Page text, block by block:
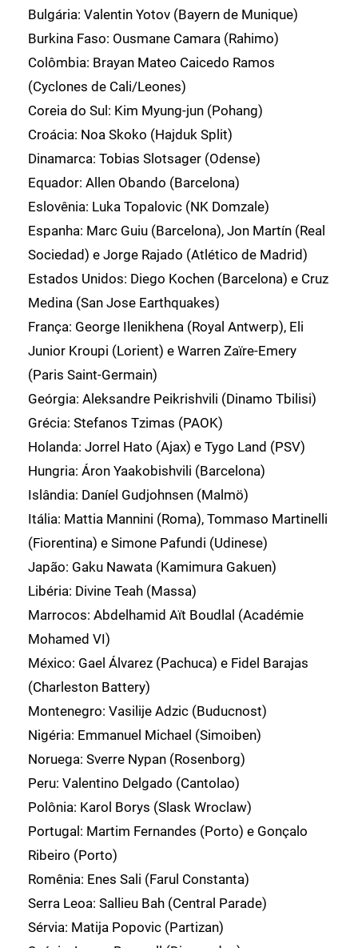
Bulgária: Valentin Yotov (Bayern de Munique)
Burkina Faso: Ousmane Camara (Rahimo)
Colômbia: Brayan Mateo Caicedo Ramos
(Cyclones de Cali/Leones)
Coreia do Sul: Kim Myung-jun (Pohang)
Croácia: Noa Skoko (Hajduk Split)
Dinamarca: Tobias Slotsager (Odense)
Equador: Allen Obando (Barcelona)
Eslovênia: Luka Topalovic (NK Domzale)
Espanha: Marc Guiu (Barcelona), Jon Martín (Real
Sociedad) e Jorge Rajado (Atlético de Madrid)
Estados Unidos: Diego Kochen (Barcelona) e Cruz
Medina (San Jose Earthquakes)
França: George Ilenikhena (Royal Antwerp), Eli
Junior Kroupi (Lorient) e Warren Zaïre-Emery
(Paris Saint-Germain)
Geórgia: Aleksandre Peikrishvili (Dinamo Tbilisi)
Grécia: Stefanos Tzimas (PAOK)
Holanda: Jorrel Hato (Ajax) e Tygo Land (PSV)
Hungria: Áron Yaakobishvili (Barcelona)
Islândia: Daníel Gudjohnsen (Malmö)
Itália: Mattia Mannini (Roma), Tommaso Martinelli
(Fiorentina) e Simone Pafundi (Udinese)
Japão: Gaku Nawata (Kamimura Gakuen)
Libéria: Divine Teah (Massa)
Marrocos: Abdelhamid Aït Boudlal (Académie
Mohamed VI)
México: Gael Álvarez (Pachuca) e Fidel Barajas
(Charleston Battery)
Montenegro: Vasilije Adzic (Buducnost)
Nigéria: Emmanuel Michael (Simoiben)
Noruega: Sverre Nypan (Rosenborg)
Peru: Valentino Delgado (Cantolao)
Polônia: Karol Borys (Slask Wroclaw)
Portugal: Martim Fernandes (Porto) e Gonçalo
Ribeiro (Porto)
Romênia: Enes Sali (Farul Constanta)
Serra Leoa: Sallieu Bah (Central Parade)
Sérvia: Matija Popovic (Partizan)